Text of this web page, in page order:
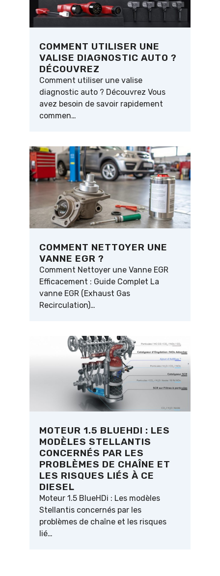
COMMENT UTILISER UNE
VALISE DIAGNOSTIC AUTO ?
DÉCOUVREZ
Comment utiliser une valise
diagnostic auto ? Découvrez Vous
avez besoin de savoir rapidement
commen…
COMMENT NETTOYER UNE
VANNE EGR ?
Comment Nettoyer une Vanne EGR
Efficacement : Guide Complet La
vanne EGR (Exhaust Gas
Recirculation)…
MOTEUR 1.5 BLUEHDI : LES
MODÈLES STELLANTIS
CONCERNÉS PAR LES
PROBLÈMES DE CHAÎNE ET
LES RISQUES LIÉS À CE
DIESEL
Moteur 1.5 BlueHDi : Les modèles
Stellantis concernés par les
problèmes de chaîne et les risques
lié…